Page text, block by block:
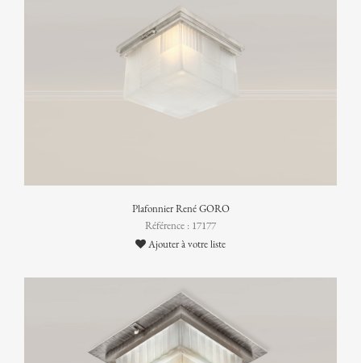
Plafonnier René GORO
Référence : 17177
Ajouter à votre liste